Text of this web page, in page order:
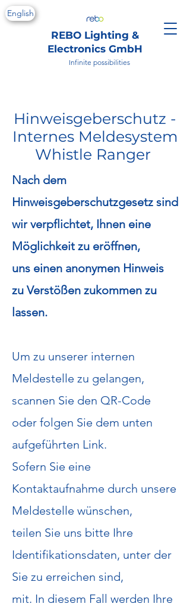
English
REBO Lighting &
Electronics GmbH
Infinite possibilities
Hinweisgeberschutz -
Internes Meldesystem
Whistle Ranger
Nach dem
Hinweisgeberschutzgesetz sind
wir verpflichtet, Ihnen eine
Möglichkeit zu eröffnen,
uns einen anonymen Hinweis
zu Verstößen zukommen zu
lassen.​
Um zu unserer internen
Meldestelle zu gelangen,
scannen Sie den QR-Code
oder folgen Sie dem unten
aufgeführten Link.
Sofern Sie eine
Kontaktaufnahme durch unsere
Meldestelle wünschen,
teilen Sie uns bitte Ihre
Identifikationsdaten, unter der
Sie zu erreichen sind,
mit. In diesem Fall werden Ihre